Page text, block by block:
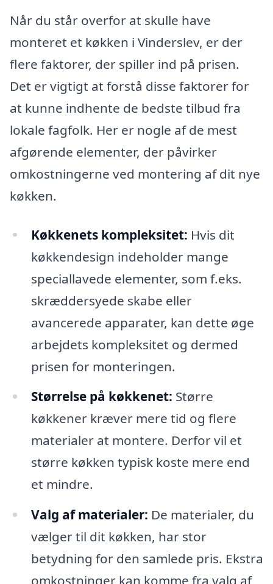
Når du står overfor at skulle have
monteret et køkken i Vinderslev, er der
flere faktorer, der spiller ind på prisen.
Det er vigtigt at forstå disse faktorer for
at kunne indhente de bedste tilbud fra
lokale fagfolk. Her er nogle af de mest
afgørende elementer, der påvirker
omkostningerne ved montering af dit nye
køkken.
Køkkenets kompleksitet: Hvis dit
køkkendesign indeholder mange
speciallavede elementer, som f.eks.
skræddersyede skabe eller
avancerede apparater, kan dette øge
arbejdets kompleksitet og dermed
prisen for monteringen.
Størrelse på køkkenet: Større
køkkener kræver mere tid og flere
materialer at montere. Derfor vil et
større køkken typisk koste mere end
et mindre.
Valg af materialer: De materialer, du
vælger til dit køkken, har stor
betydning for den samlede pris. Ekstra
omkostninger kan komme fra valg af